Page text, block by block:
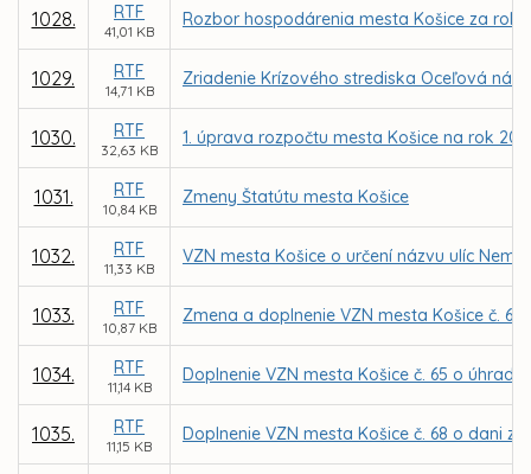
1028. RTF
41,01 KB
Rozbor hospodárenia mesta Košice za rok
1029. RTF
14,71 KB
Zriadenie Krízového strediska Oceľová
1030. RTF
32,63 KB
1. úprava rozpočtu mesta Košice na rok
1031. RTF
10,84 KB
Zmeny Štatútu mesta Košice
1032. RTF
11,33 KB
VZN mesta Košice o určení názvu ulíc
1033. RTF
10,87 KB
Zmena a doplnenie VZN mesta Košice č.
1034. RTF
11,14 KB
Doplnenie VZN mesta Košice č. 65 o
1035. RTF
11,15 KB
Doplnenie VZN mesta Košice č. 68 o dani